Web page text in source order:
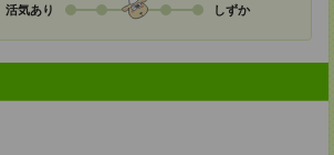
活気あり しずか